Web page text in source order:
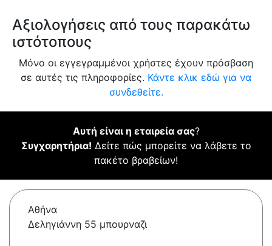
Αξιολογήσεις από τους παρακάτω
ιστότοπους
Μόνο οι εγγεγραμμένοι χρήστες έχουν πρόσβαση
σε αυτές τις πληροφορίες. Κάντε κλικ εδώ για να
συνδεθείτε.
Αυτή είναι η εταιρεία σας?
Συγχαρητήρια! Δείτε πώς μπορείτε να λάβετε το
πακέτο βραβείων!
Αθήνα
Δεληγιάννη 55 μπουρναζι